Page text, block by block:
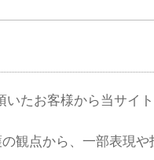
いたお客様から当サイ
観点から、一部表現や